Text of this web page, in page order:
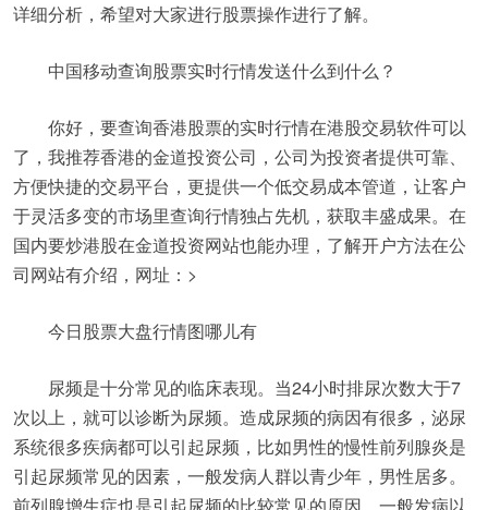
详细分析，希望对大家进行股票操作进行了解。
中国移动查询股票实时行情发送什么到什么？
你好，要查询香港股票的实时行情在港股交易软件可以
了，我推荐香港的金道投资公司，公司为投资者提供可靠、
方便快捷的交易平台，更提供一个低交易成本管道，让客户
于灵活多变的市场里查询行情独占先机，获取丰盛成果。在
国内要炒港股在金道投资网站也能办理，了解开户方法在公
司网站有介绍，网址：>
今日股票大盘行情图哪儿有
尿频是十分常见的临床表现。当24小时排尿次数大于7
次以上，就可以诊断为尿频。造成尿频的病因有很多，泌尿
系统很多疾病都可以引起尿频，比如男性的慢性前列腺炎是
引起尿频常见的因素，一般发病人群以青少年，男性居多。